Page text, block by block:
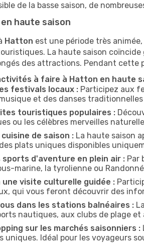
de la basse saison, de
haute saison
Hatton est une période très
La haute saison
des attractions. Pendant cette
à faire à Hatton en haute
festivals locaux : Participez aux
et des danses
touristiques populaires :
ou les célèbres merveilles
de saison : La haute saison
plats uniques disponibles
sports d'aventure en plein air : Par
marine, la tyrolienne ou
une visite culturelle guidée :
qui vous feront découvrir des
dans les stations balnéaires :
nautiques, aux clubs de plage
sur les marchés saisonniers :
uniques. Idéal pour les voyageurs